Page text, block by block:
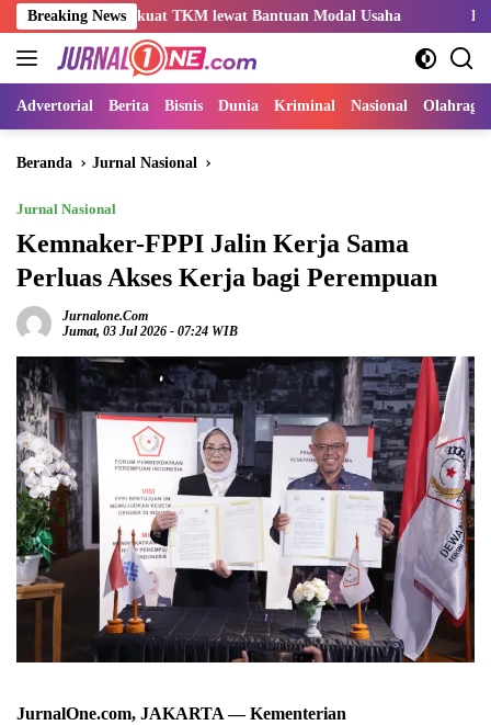
Langsung
ke
konten
Breaking News
Perkuat TKM lewat Bantuan Modal Usaha Kemnaker
Advertorial Berita Bisnis Dunia Kriminal Nasional Olahraga
Beranda Jurnal Nasional
Jurnal Nasional
Kemnaker-FPPI Jalin Kerja Sama
Perluas Akses Kerja bagi Perempuan
Jurnalone.com
Jumat, 03 Jul 2026 - 07:24 WIB
JurnalOne.com, JAKARTA — Kementerian